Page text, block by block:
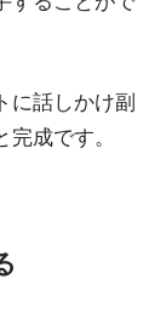
に話しかけ副
成です。